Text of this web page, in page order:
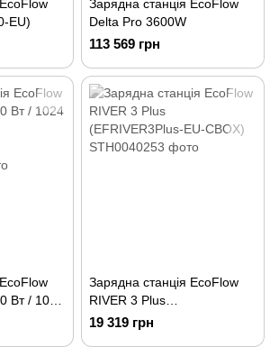
EU)
Зарядна станція EcoFlow
Delta Pro 3600W
113 569 грн
Вт / 1024
Зарядна станція EcoFlow
RIVER 3 Plus
(EFRIVER3Plus-EU-CBOX)
19 319 грн